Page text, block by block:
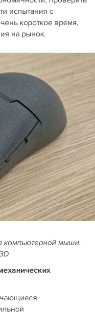
испытания с
короткое время,
на рынок.
компьютерной мыши.